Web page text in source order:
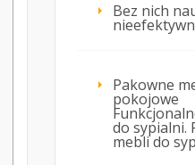
Bez nich
Pakowne
pokojowe
do sypialni.
mebli do